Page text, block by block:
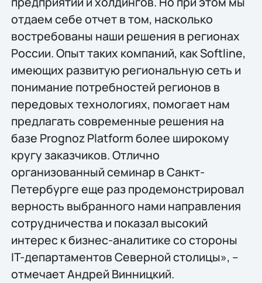
отдаем себе отчет в том, насколько
востребованы наши решения в регионах
России. Опыт таких компаний, как Softline,
имеющих развитую региональную сеть и
понимание потребностей регионов в
передовых технологиях, помогает нам
предлагать современные решения на
базе Prognoz Platform более широкому
кругу заказчиков. Отлично
организованный семинар в Санкт-
Петербурге еще раз продемонстрировал
верность выбранного нами направления
сотрудничества и показал высокий
интерес к бизнес-аналитике со стороны
IT-департаментов Северной столицы», –
отмечает Андрей Винницкий.